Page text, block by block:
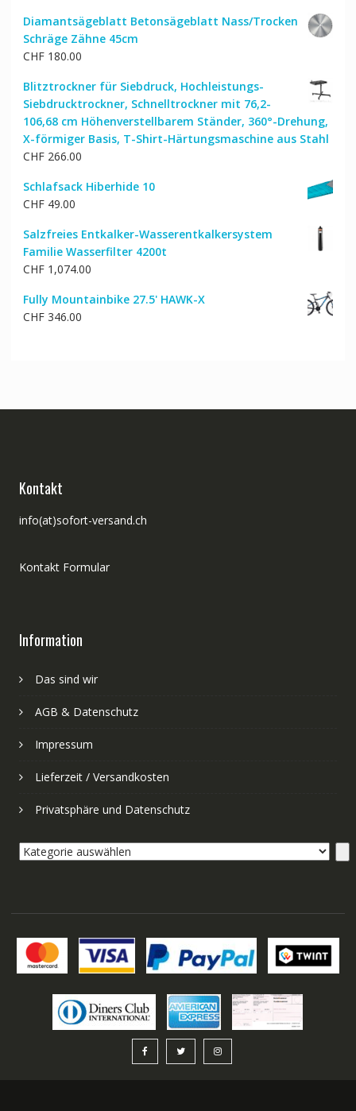
war:
CHF 24.00
ist:
CHF 20.00.
Diamantsägeblatt Betonsägeblatt Nass/Trocken
Schräge Zähne 45cm
CHF180.00
Blitztrockner für Siebdruck, Hochleistungs-
Siebdrucktrockner, Schnelltrockner mit 76,2-
106,68 cm Höhenverstellbarem Ständer, 360°-Drehung,
X-förmiger Basis, T-Shirt-Härtungsmaschine aus Stahl
CHF266.00
Schlafsack Hiberhide 10
CHF49.00
Salzfreies Entkalker-Wasserentkalkersystem
Familie Wasserfilter 4200t
CHF1,074.00
Fully Mountainbike 27.5' HAWK-X
CHF346.00
Kontakt
info(at)sofort-versand.ch
Kontakt Formular
Information
Das sind wir
AGB & Datenschutz
Impressum
Lieferzeit / Versandkosten
Privatsphäre und Datenschutz
Kategorie